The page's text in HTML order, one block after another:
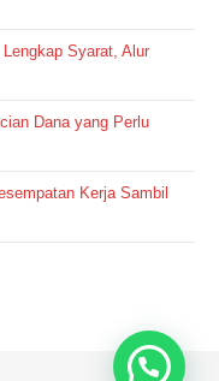
Syarat, Alur
Dana yang Perlu
Kerja Sambil